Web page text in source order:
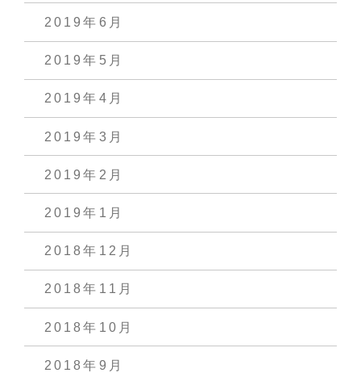
2019年6月
2019年5月
2019年4月
2019年3月
2019年2月
2019年1月
2018年12月
2018年11月
2018年10月
2018年9月